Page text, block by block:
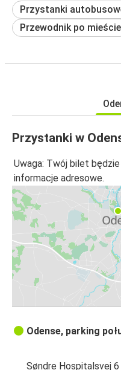
Przystanki
Przewodnik po mieście
Przystanki w
Uwaga: Twój bilet
informacje adresowe.
Odense, parking
Søndre Hospitalsvej 6